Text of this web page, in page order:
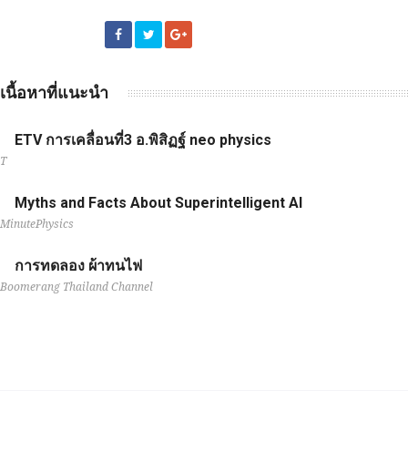
เนื้อหาที่แนะนำ
ETV การเคลื่อนที่3 อ.พิสิฏฐ์ neo physics
T
Myths and Facts About Superintelligent AI
MinutePhysics
การทดลอง ผ้าทนไฟ
Boomerang Thailand Channel